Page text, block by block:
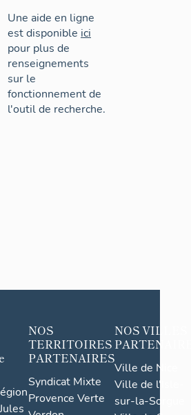
Une aide en ligne
est disponible ici
pour plus de
renseignements
sur le
fonctionnement de
l'outil de recherche.
NOS
TERRITOIRES
PARTENAIRES
Syndicat Mixte
Provence Verte
NOS VILLES
Ville de Nice
Ville de l'Isle-
sur-la-Sorgue